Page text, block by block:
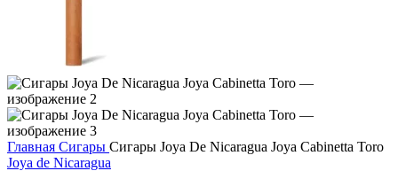
Главная Сигары Сигары Joya De Nicaragua Joya Cabinetta Toro
Joya de Nicaragua